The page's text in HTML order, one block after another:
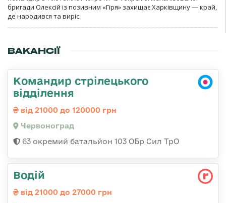
бригади Олексій із позивним «Гіря» захищає Харківщину — край,
де народився та виріс.
ВАКАНСІЇ
Командир стрілецького
відділення
від 21000 до 120000 грн
Червоноград
63 окремий батальйон 103 ОБр Сил ТрО
Водій
від 21000 до 27000 грн